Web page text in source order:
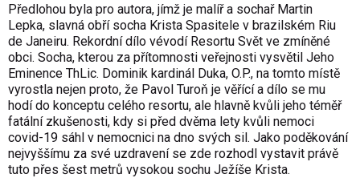
Předlohou byla pro autora, jímž je malíř a sochař Martin
Lepka, slavná obří socha Krista Spasitele v brazilském Riu
de Janeiru. Rekordní dílo vévodí Resortu Svět ve zmíněné
obci. Socha, kterou za přítomnosti veřejnosti vysvětil Jeho
Eminence ThLic. Dominik kardinál Duka, O.P., na tomto místě
vyrostla nejen proto, že Pavol Turoň je věřící a dílo se mu
hodí do konceptu celého resortu, ale hlavně kvůli jeho téměř
fatální zkušenosti, kdy si před dvěma lety kvůli nemoci
covid-19 sáhl v nemocnici na dno svých sil. Jako poděkování
nejvyššímu za své uzdravení se zde rozhodl vystavit právě
tuto přes šest metrů vysokou sochu Ježíše Krista.